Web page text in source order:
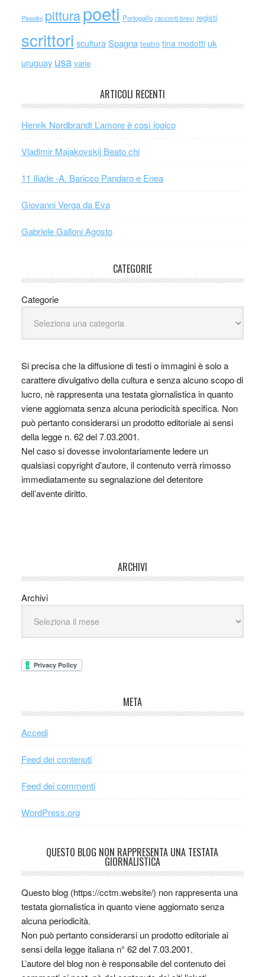
Pasolini pitturapoeti Portogallo racconti brevi registi
scrittori scultura Spagna teatro tina modotti uk
uruguay usa varie
ARTICOLI RECENTI
Henrik Nordbrandt L’amore è così logico
Vladimir Majakovskij Beato chi
11 Iliade -A. Baricco Pandaro e Enea
Giovanni Verga da Eva
Gabriele Galloni Agosto
CATEGORIE
Categorie
Si precisa che la diffusione di testi o immagini è solo a
carattere divulgativo della cultura e senza alcuno scopo di
lucro, nè rappresenta una testata giornalistica in quanto
viene aggiornata senza alcuna periodicità specifica. Non
può pertanto considerarsi un prodotto editoriale ai sensi
della legge n. 62 del 7.03.2001.
Nel caso si dovesse involontariamente ledere un
qualsiasi copyright d’autore, il contenuto verrà rimosso
immediatamente su segnalazione del detentore
dell’avente diritto.
ARCHIVI
Archivi
META
Accedi
Feed dei contenuti
Feed dei commenti
WordPress.org
QUESTO BLOG NON RAPPRESENTA UNA TESTATA
GIORNALISTICA
Questo blog (https://cctm.website/) non rappresenta una
testata giornalistica in quanto viene aggiornato senza
alcuna periodicità.
Non può pertanto considerarsi un prodotto editoriale ai
sensi della legge italiana n° 62 del 7.03.2001.
L’autore del blog non è responsabile del contenuto dei